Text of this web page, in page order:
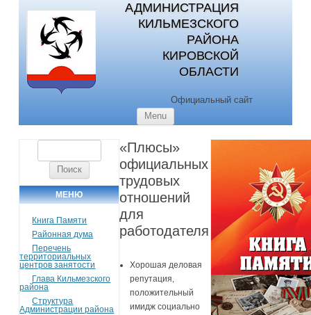
АДМИНИСТРАЦИЯ
КИЛЬМЕЗСКОГО
РАЙОНА
КИРОВСКОЙ
ОБЛАСТИ
Официальный сайт
Menu
МЕНЮ
Книга Памяти
Районная дума
Перечень
территориальных
центров занятости
Глава Кильмезского
района
Структура
Администрации района
«Плюсы»
официальных
трудовых
отношений
для
работодателя
Хорошая деловая
репутация,
положительный
имидж социально